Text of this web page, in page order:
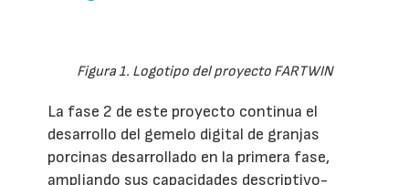
Figura 1. Logotipo del proyecto FARTWIN
La fase 2 de este proyecto continua el
desarrollo del gemelo digital de granjas
porcinas desarrollado en la primera fase,
ampliando sus capacidades descriptivo-